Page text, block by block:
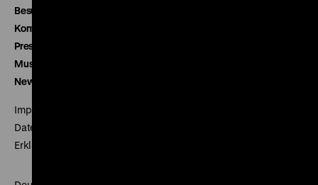
Besucherservice
Kontakt
Presse
Museumsverein
Newsletter
Impressum
Datenschutz
Erklärung digitale Barrierefreiheit